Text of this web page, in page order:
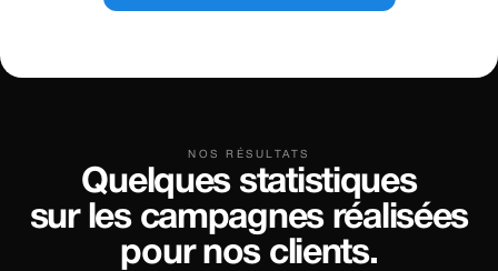
NOS RÉSULTATS
Quelques statistiques
sur les campagnes réalisées
pour nos clients.